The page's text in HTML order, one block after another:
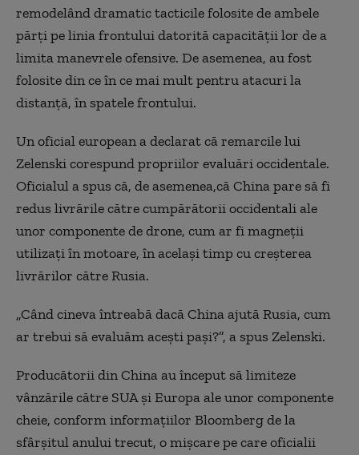
remodelând dramatic tacticile folosite de ambele
părți pe linia frontului datorită capacității lor de a
limita manevrele ofensive. De asemenea, au fost
folosite din ce în ce mai mult pentru atacuri la
distanță, în spatele frontului.
Un oficial european a declarat că remarcile lui
Zelenski corespund propriilor evaluărioccidentale.
Oficialul a spus că, de asemenea,căChina pare să fi
redus livrările către cumpărătorii occidentali ale
unor componente de drone, cum ar fi magneții
utilizați în motoare, în același timp cu creșterea
livrărilor către Rusia.
„Când cineva întreabă dacă China ajută Rusia, cum
ar trebui să evaluăm acești pași?”, a spus Zelenski.
Producătorii din China au început să limiteze
vânzările către SUA și Europa ale unor componente
cheie, conforminformațiilor Bloombergdela
sfârșitul anului trecut, o mișcare pe care oficialii